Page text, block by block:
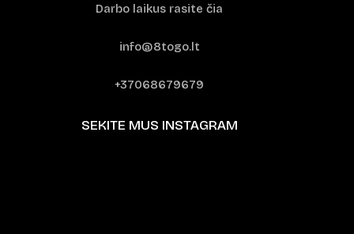
Darbo laikus rasite čia
info@8togo.lt
+37068679679
SEKITE MUS INSTAGRAM